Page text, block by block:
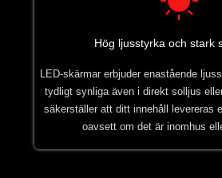
Hög ljusstyrka och stark
LED-skärmar erbjuder enastående
tydligt synliga även i direkt solljus
säkerställer att ditt innehåll levereras
oavsett om det är inomhus